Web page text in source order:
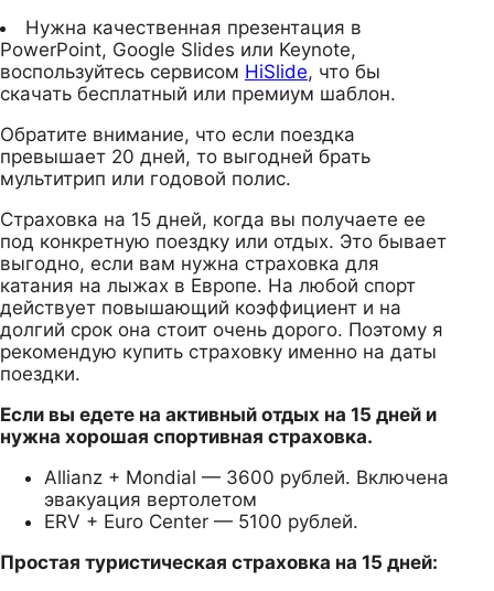
Нужна качественная презентация в
PowerPoint, Google Slides или Keynote,
воспользуйтесь сервисом HiSlide, что бы
скачать бесплатный или премиум шаблон.
Обратите внимание, что если поездка
превышает 20 дней, то выгодней брать
мультитрип или годовой полис.
Страховка на 15 дней, когда вы получаете ее
под конкретную поездку или отдых. Это бывает
выгодно, если вам нужна страховка для
катания на лыжах в Европе. На любой спорт
действует повышающий коэффициент и на
долгий срок она стоит очень дорого. Поэтому я
рекомендую купить страховку именно на даты
поездки.
Если вы едете на активный отдых на 15 дней и
нужна хорошая спортивная страховка.
Allianz + Mondial — 3600 рублей. Включена
эвакуация вертолетом
ERV + Euro Center — 5100 рублей.
Простая туристическая страховка на 15 дней: